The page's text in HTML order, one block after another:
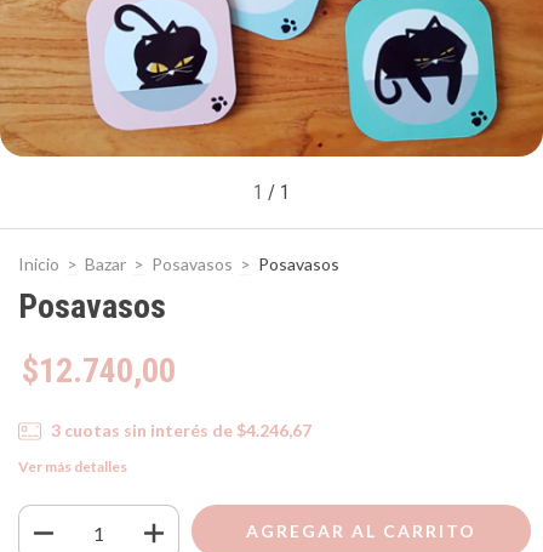
1 / 1
Inicio > Bazar > Posavasos > Posavasos
Posavasos
$12.740,00
3 cuotas sin interés de $4.246,67
Ver más detalles